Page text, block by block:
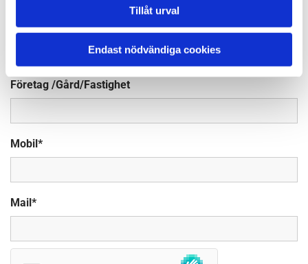
Tillåt urval
Endast nödvändiga cookies
Namn*
Företag /Gård/Fastighet
Mobil*
Mail*